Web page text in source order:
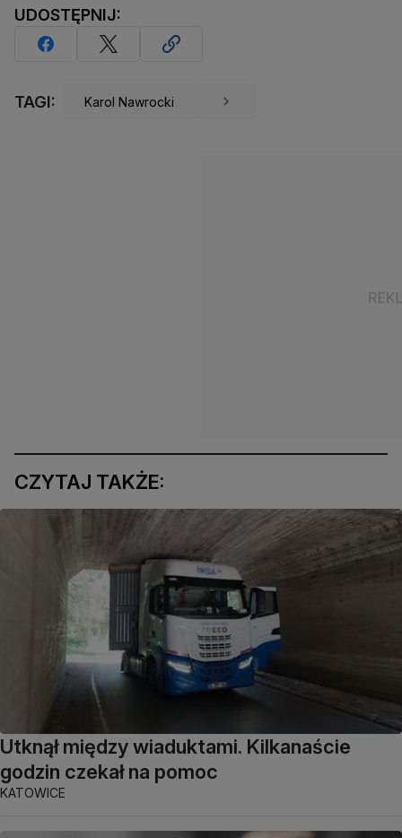
UDOSTĘPNIJ:
TAGI: Karol Nawrocki
CZYTAJ TAKŻE:
Utknął między wiaduktami. Kilkanaście
godzin czekał na pomoc
KATOWICE